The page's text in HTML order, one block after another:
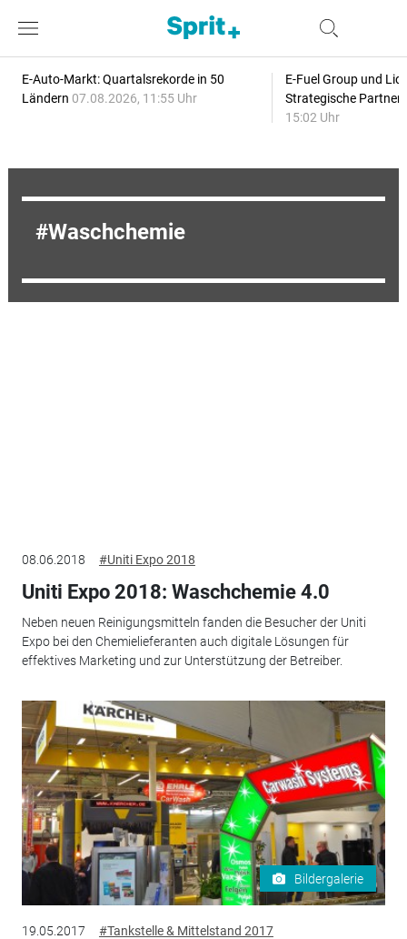
E-Auto-Markt: Quartalsrekorde in 50
Ländern 07.08.2026, 11:55 Uhr
E-Fuel Group und
Strategische
15:02 Uhr
Waschchemie
08.06.2018 #Uniti Expo 2018
Uniti Expo 2018: Waschchemie 4.0
Neben neuen Reinigungsmitteln fanden die Besucher der Uniti
Expo bei den Chemielieferanten auch ­digitale Lösungen für
effektives Marketing und zur Unterstützung der Betreiber.
Bildergalerie
19.05.2017 #Tankstelle & Mittelstand 2017